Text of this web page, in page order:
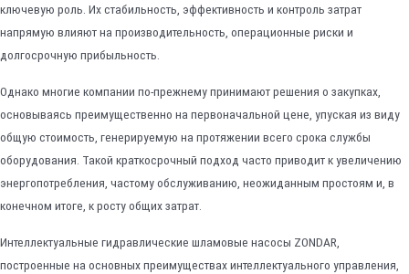
ключевую роль. Их стабильность, эффективность и контроль затрат
напрямую влияют на производительность, операционные риски и
долгосрочную прибыльность.
Однако многие компании по-прежнему принимают решения о закупках,
основываясь преимущественно на первоначальной цене, упуская из виду
общую стоимость, генерируемую на протяжении всего срока службы
оборудования. Такой краткосрочный подход часто приводит к увеличению
энергопотребления, частому обслуживанию, неожиданным простоям и, в
конечном итоге, к росту общих затрат.
Интеллектуальные гидравлические шламовые насосы ZONDAR,
построенные на основных преимуществах интеллектуального управления,